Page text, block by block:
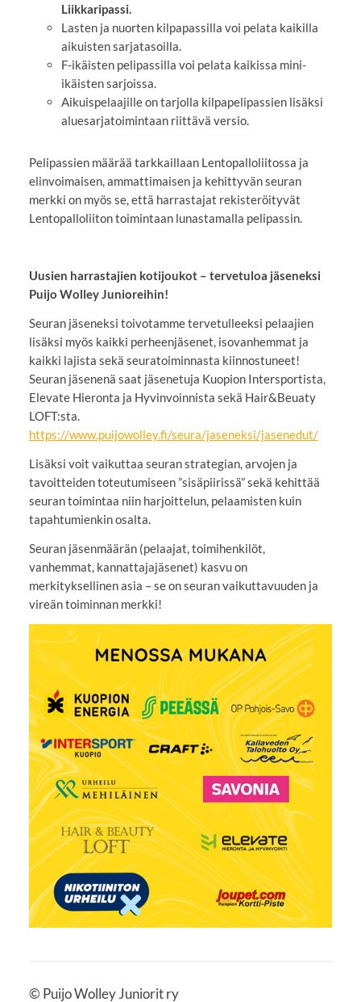
Liikkaripassi.
Lasten ja nuorten kilpapassilla voi pelata kaikilla
aikuisten sarjatasoilla.
F-ikäisten pelipassilla voi pelata kaikissa mini-
ikäisten sarjoissa.
Aikuispelaajille on tarjolla kilpapelipassien lisäksi
aluesarjatoimintaan riittävä versio.
Pelipassien määrää tarkkaillaan Lentopalloliitossa ja
elinvoimaisen, ammattimaisen ja kehittyvän seuran
merkki on myös se, että harrastajat rekisteröityvät
Lentopalloliiton toimintaan lunastamalla pelipassin.
Uusien harrastajien kotijoukot – tervetuloa jäseneksi
Puijo Wolley Junioreihin!
Seuran jäseneksi toivotamme tervetulleeksi pelaajien
lisäksi myös kaikki perheenjäsenet, isovanhemmat ja
kaikki lajista sekä seuratoiminnasta kiinnostuneet!
Seuran jäsenenä saat jäsenetuja Kuopion Intersportista,
Elevate Hieronta ja Hyvinvoinnista sekä Hair&Beuaty
LOFT:sta.
https://www.puijowolley.fi/seura/jaseneksi/jasenedut/
Lisäksi voit vaikuttaa seuran strategian, arvojen ja
tavoitteiden toteutumiseen ”sisäpiirissä” sekä kehittää
seuran toimintaa niin harjoittelun, pelaamisten kuin
tapahtumienkin osalta.
Seuran jäsenmäärän (pelaajat, toimihenkilöt,
vanhemmat, kannattajajäsenet) kasvu on
merkityksellinen asia – se on seuran vaikuttavuuden ja
vireän toiminnan merkki!
© Puijo Wolley Juniorit ry